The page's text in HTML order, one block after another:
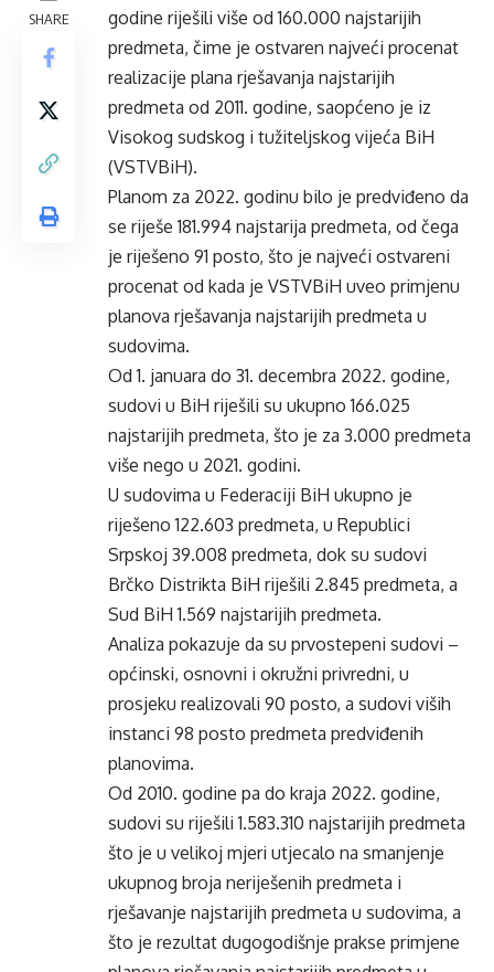
SHARE
godine riješili više od 160.000 najstarijih
predmeta, čime je ostvaren najveći procenat
realizacije plana rješavanja najstarijih
predmeta od 2011. godine, saopćeno je iz
Visokog sudskog i tužiteljskog vijeća BiH
(VSTVBiH).
Planom za 2022. godinu bilo je predviđeno da
se riješe 181.994 najstarija predmeta, od čega
je riješeno 91 posto, što je najveći ostvareni
procenat od kada je VSTVBiH uveo primjenu
planova rješavanja najstarijih predmeta u
sudovima.
Od 1. januara do 31. decembra 2022. godine,
sudovi u BiH riješili su ukupno 166.025
najstarijih predmeta, što je za 3.000 predmeta
više nego u 2021. godini.
U sudovima u Federaciji BiH ukupno je
riješeno 122.603 predmeta, u Republici
Srpskoj 39.008 predmeta, dok su sudovi
Brčko Distrikta BiH riješili 2.845 predmeta, a
Sud BiH 1.569 najstarijih predmeta.
Analiza pokazuje da su prvostepeni sudovi –
općinski, osnovni i okružni privredni, u
prosjeku realizovali 90 posto, a sudovi viših
instanci 98 posto predmeta predviđenih
planovima.
Od 2010. godine pa do kraja 2022. godine,
sudovi su riješili 1.583.310 najstarijih predmeta
što je u velikoj mjeri utjecalo na smanjenje
ukupnog broja neriješenih predmeta i
rješavanje najstarijih predmeta u sudovima, a
što je rezultat dugogodišnje prakse primjene